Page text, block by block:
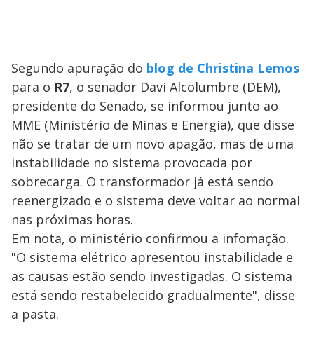
Segundo apuração do blog de Christina Lemos
para o R7, o senador Davi Alcolumbre (DEM),
presidente do Senado, se informou junto ao
MME (Ministério de Minas e Energia), que disse
não se tratar de um novo apagão, mas de uma
instabilidade no sistema provocada por
sobrecarga. O transformador já está sendo
reenergizado e o sistema deve voltar ao normal
nas próximas horas.
Em nota, o ministério confirmou a infomação.
"O sistema elétrico apresentou instabilidade e
as causas estão sendo investigadas. O sistema
está sendo restabelecido gradualmente", disse
a pasta.